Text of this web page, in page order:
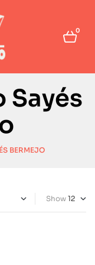
0
BERMEJO
Show